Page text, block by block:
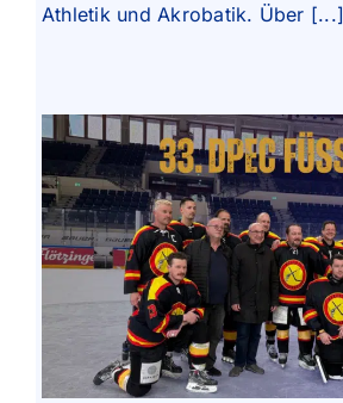
Athletik und Akrobatik. Über [...]